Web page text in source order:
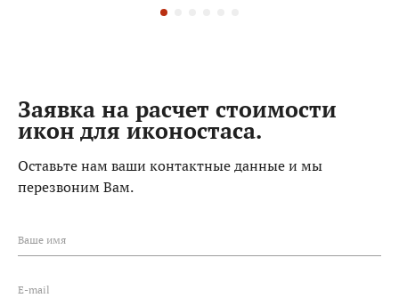
Заявка на расчет стоимости
икон для иконостаса.
Оставьте нам ваши контактные данные и мы
перезвоним Вам.
Ваше имя
E-mail